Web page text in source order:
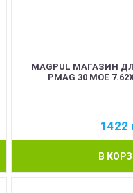
MAGPUL МАГАЗИН
PMAG 30 MOE
1422
В